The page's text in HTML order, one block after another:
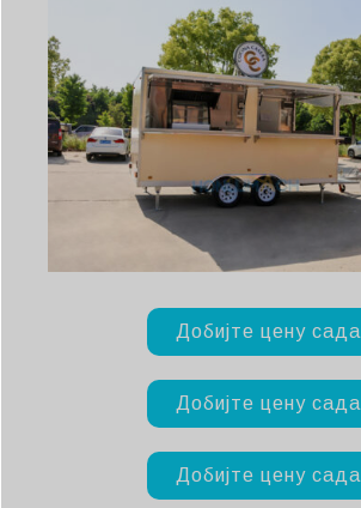
Добијте цену сада
Добијте цену сада
Добијте цену сада